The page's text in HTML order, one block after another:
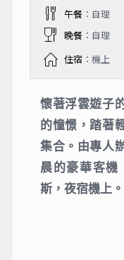
午餐：自理
晚餐：自理
住宿 ：機上
懷著浮雲遊子
的憧憬，踏著
集合。由專人
晨的豪華客機
斯，夜宿機上。